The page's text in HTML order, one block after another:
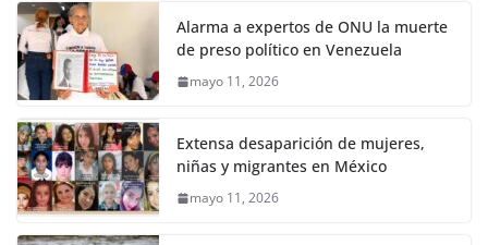
Alarma a expertos de ONU la muerte
de preso político en Venezuela
mayo 11, 2026
Extensa desaparición de mujeres,
niñas y migrantes en México
mayo 11, 2026